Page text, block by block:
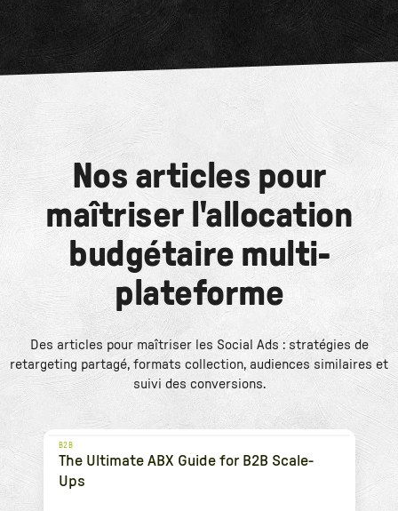
Nos articles pour
maîtriser l'allocation
budgétaire multi-
plateforme
Des articles pour maîtriser les Social Ads : stratégies de
retargeting partagé, formats collection, audiences similaires et
suivi des conversions.
B2B
The Ultimate ABX Guide for B2B Scale-
Ups